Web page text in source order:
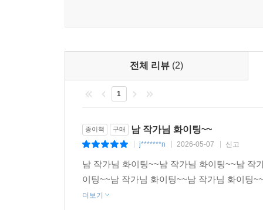
전체 리뷰 (2)
1
종이책 구매 남 작가님 화이팅~~
j*******n 2026-05-07 신고
남 작가님 화이팅~~남 작가님 화이팅~~남 작
이팅~~남 작가님 화이팅~~남 작가님 화이팅
더보기